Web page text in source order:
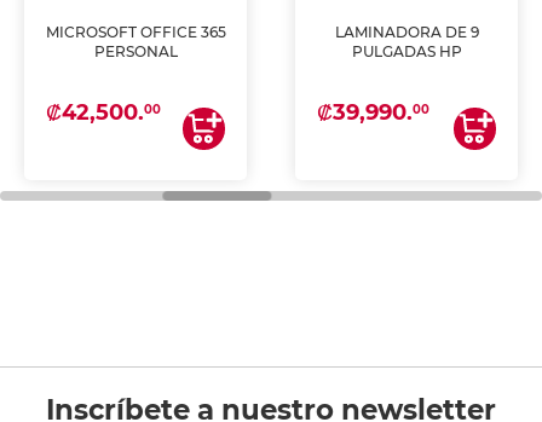
MICROSOFT OFFICE 365
PERSONAL
₡42,500.00
LAMINADORA DE 9
PULGADAS HP
₡39,990.00
Inscríbete a nuestro newsletter